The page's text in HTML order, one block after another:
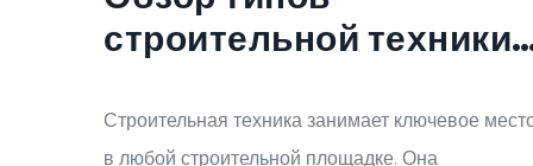
строительной техники
Строительная техника занимает ключевое
в любой строительной площадке. Она